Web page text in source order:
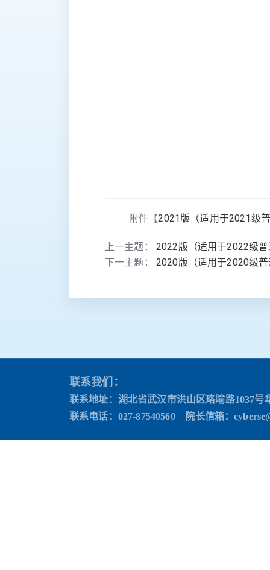
附件【2021版（适用于2021级
上一主题： 2022版（适用于2022级
下一主题： 2020版（适用于2020级
联系我们：
联系地址：湖北省武汉市洪山区珞喻路1037号
联系电话：027-87540560 院长信箱：